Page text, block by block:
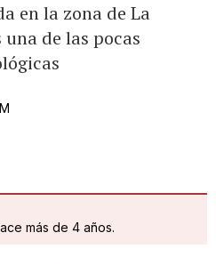
en la zona de La
una de las pocas
más de 4 años.